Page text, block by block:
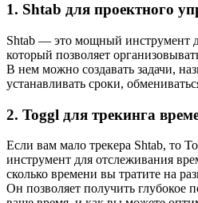
1. Shtab для проектного
Shtab — это мощный инструмент
который позволяет
В нем можно создавать задачи,
устанавливать сроки,
2. Toggl для трекинга
Если вам мало трекера Shtab, то
инструмент для отслеживания
сколько времени вы тратите на
Он позволяет получить глубокое